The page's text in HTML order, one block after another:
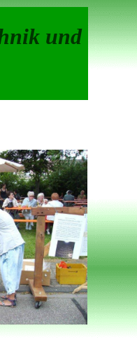
und